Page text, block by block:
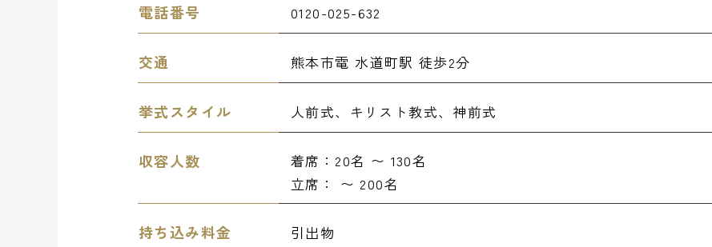
電話番号 0120-025-632
交通 熊本市電 水道町駅 徒歩2分
挙式スタイル 人前式、キリスト教式、神前式
収容人数
着席：20名 〜 130名
立席： 〜 200名
持ち込み料金 引出物